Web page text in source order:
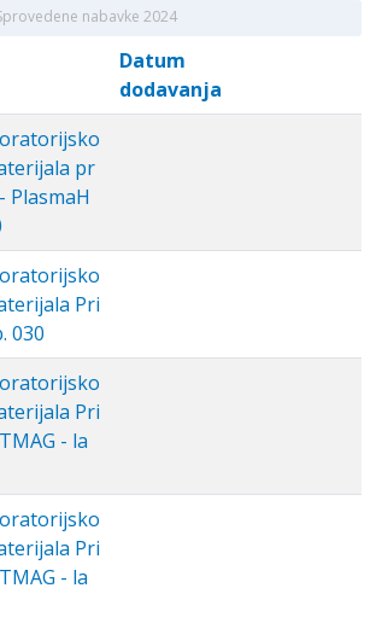
nabavke 2024
Datum
dodavanja
pr
PlasmaH
Pri
030
Pri
- la
Pri
- la